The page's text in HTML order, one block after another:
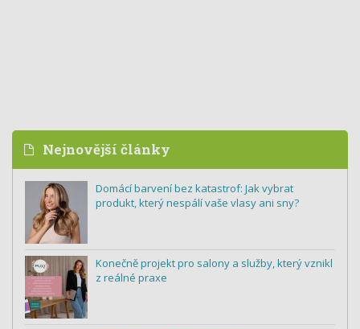
Nejnovější články
Domácí barvení bez katastrof: Jak vybrat
produkt, který nespálí vaše vlasy ani sny?
Konečně projekt pro salony a služby, který vznikl
z reálné praxe